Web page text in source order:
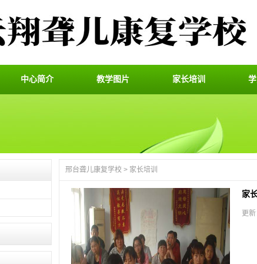
中心简介 教学图片 家长培训
邢台聋儿康复学校 > 家长培训
家
更